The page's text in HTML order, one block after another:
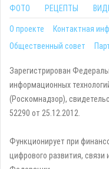
ФОТО
РЕЦЕПТЫ
О проекте Контактная
Общественный совет
Зарегистрирован
информационных
(Роскомнадзор),
52290 от 25.12.2012.
Функционирует при
цифрового развития,